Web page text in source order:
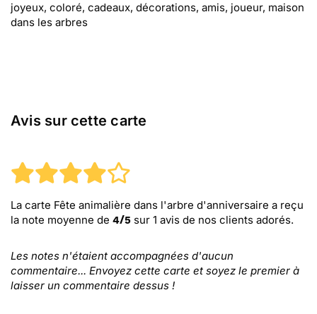
joyeux, coloré, cadeaux, décorations, amis, joueur, maison
dans les arbres
Avis sur cette carte
La carte Fête animalière dans l'arbre d'anniversaire a reçu
la note moyenne de 4/5 sur 1 avis de nos clients adorés.
Les notes n'étaient accompagnées d'aucun
commentaire... Envoyez cette carte et soyez le premier à
laisser un commentaire dessus !